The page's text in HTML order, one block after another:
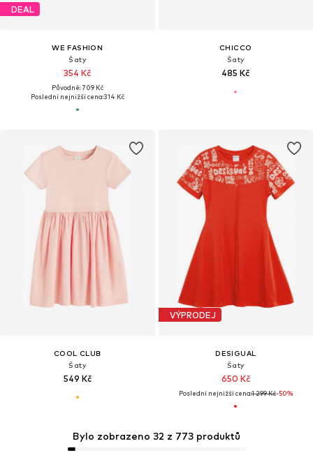
DEAL
WE FASHION
Šaty
354 Kč
Původně: 709 Kč
Poslední nejnižší cena:314 Kč
CHICCO
Šaty
485 Kč
COOL CLUB
Šaty
549 Kč
VÝPRODEJ
DESIGUAL
Šaty
650 Kč
Poslední nejnižší cena:1 299 Kč-50%
Bylo zobrazeno 32 z 773 produktů